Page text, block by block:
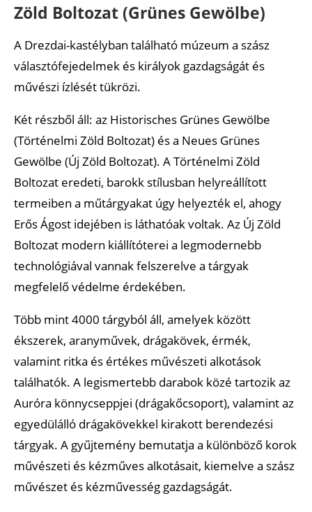
Zöld Boltozat (Grünes Gewölbe)
A Drezdai-kastélyban található múzeum a szász
választófejedelmek és királyok gazdagságát és
művészi ízlését tükrözi.
Két részből áll: az Historisches Grünes Gewölbe
(Történelmi Zöld Boltozat) és a Neues Grünes
Gewölbe (Új Zöld Boltozat). A Történelmi Zöld
Boltozat eredeti, barokk stílusban helyreállított
termeiben a műtárgyakat úgy helyezték el, ahogy
Erős Ágost idejében is láthatóak voltak. Az Új Zöld
Boltozat modern kiállítóterei a legmodernebb
technológiával vannak felszerelve a tárgyak
megfelelő védelme érdekében.
Több mint 4000 tárgyból áll, amelyek között
ékszerek, aranyművek, drágakövek, érmék,
valamint ritka és értékes művészeti alkotások
találhatók. A legismertebb darabok közé tartozik az
Auróra könnycseppjei (drágakőcsoport), valamint az
egyedülálló drágakövekkel kirakott berendezési
tárgyak. A gyűjtemény bemutatja a különböző korok
művészeti és kézműves alkotásait, kiemelve a szász
művészet és kézművesség gazdagságát.